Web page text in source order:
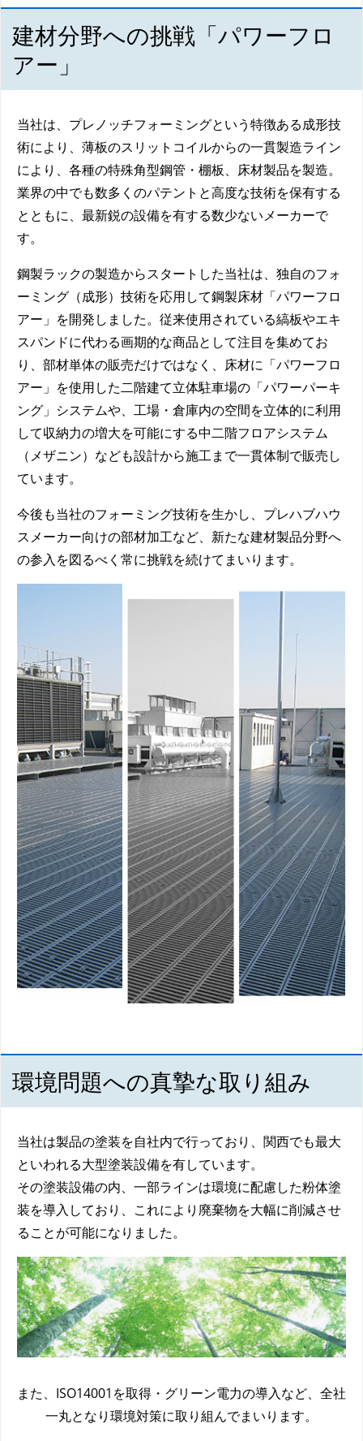
建材分野への挑戦「パワーフロ
アー」
当社は、プレノッチフォーミングという特徴ある成形技
術により、薄板のスリットコイルからの一貫製造ライン
により、各種の特殊角型鋼管・棚板、床材製品を製造。
業界の中でも数多くのパテントと高度な技術を保有する
とともに、最新鋭の設備を有する数少ないメーカーで
す。
鋼製ラックの製造からスタートした当社は、独自のフォ
ーミング（成形）技術を応用して鋼製床材「パワーフロ
アー」を開発しました。従来使用されている縞板やエキ
スパンドに代わる画期的な商品として注目を集めてお
り、部材単体の販売だけではなく、床材に「パワーフロ
アー」を使用した二階建て立体駐車場の「パワーパーキ
ング」システムや、工場・倉庫内の空間を立体的に利用
して収納力の増大を可能にする中二階フロアシステム
（メザニン）なども設計から施工まで一貫体制で販売し
ています。
今後も当社のフォーミング技術を生かし、プレハブハウ
スメーカー向けの部材加工など、新たな建材製品分野へ
の参入を図るべく常に挑戦を続けてまいります。
環境問題への真摯な取り組み
当社は製品の塗装を自社内で行っており、関西でも最大
といわれる大型塗装設備を有しています。
その塗装設備の内、一部ラインは環境に配慮した粉体塗
装を導入しており、これにより廃棄物を大幅に削減させ
ることが可能になりました。
また、ISO14001を取得・グリーン電力の導入など、全社
一丸となり環境対策に取り組んでまいります。